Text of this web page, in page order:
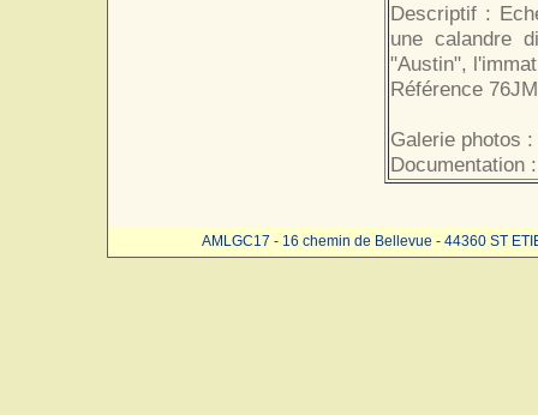
Descriptif :
une calandre
"Austin",
Référence
Galerie photos :
Documentation :
AMLGC17 - 16 chemin de Bellevue - 44360 ST